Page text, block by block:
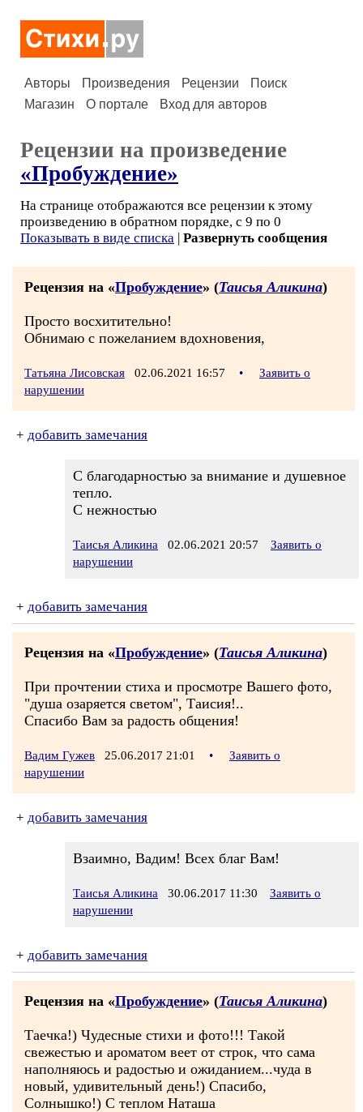
Авторы Произведения Рецензии
Поиск
Магазин
О портале Вход для авторов
Рецензии на произведение
«Пробуждение»
На странице отображаются все рецензии к этому
произведению в обратном порядке, с 9 по 0
Показывать в виде списка | Развернуть сообщения
Рецензия на «Пробуждение» (Таисья Аликина)
Просто восхитительно!
Обнимаю с пожеланием вдохновения,
Татьяна Лисовская 02.06.2021 16:57 •
Заявить о
нарушении
+ добавить замечания
С благодарностью за внимание и душевное
тепло.
С нежностью
Таисья Аликина 02.06.2021 20:57
Заявить о
нарушении
+ добавить замечания
Рецензия на «Пробуждение» (Таисья Аликина)
При прочтении стиха и просмотре Вашего фото,
"душа озаряется светом", Таисия!..
Спасибо Вам за радость общения!
Вадим Гужев 25.06.2017 21:01 •
Заявить о
нарушении
+ добавить замечания
Взаимно, Вадим! Всех благ Вам!
Таисья Аликина 30.06.2017 11:30
Заявить о
нарушении
+ добавить замечания
Рецензия на «Пробуждение» (Таисья Аликина)
Таечка!) Чудесные стихи и фото!!! Такой
свежестью и ароматом веет от строк, что сама
наполняюсь и радостью и ожиданием...чуда в
новый, удивительный день!) Спасибо,
Солнышко!) С теплом Наташа